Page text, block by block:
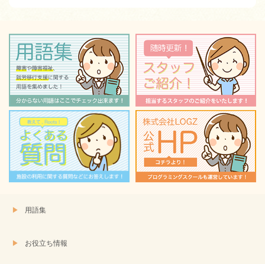
ウ
ィ
ン
ド
ウ
で
開
き
ま
す)
て
く
だ
さ
い
(新
し
い
ウ
ィ
ン
ド
ウ
で
開
き
ま
す)
用語集
お役立ち情報